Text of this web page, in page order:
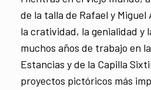
de la talla de Rafael y
la cratividad, la genialidad y
muchos años de trabajo en
Estancias y de la Capilla
proyectos pictóricos más